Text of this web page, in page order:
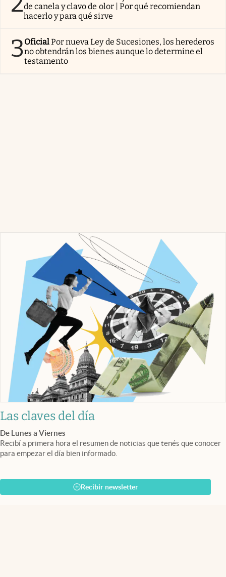
de canela y clavo de olor | Por qué recomiendan
hacerlo y para qué sirve
3OficialPor nueva Ley de Sucesiones, los herederos
no obtendrán los bienes aunque lo determine el
testamento
Las claves del día
De Lunes a Viernes
Recibí a primera hora el resumen de noticias que tenés que conocer
para empezar el día bien informado.
Recibir newsletter